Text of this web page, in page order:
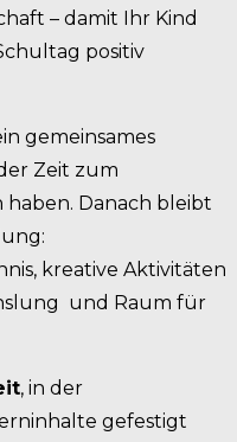
– damit Ihr Kind
positiv
gemeinsames
Zeit zum
Danach bleibt
kreative Aktivitäten
und Raum für
, in der
gefestigt